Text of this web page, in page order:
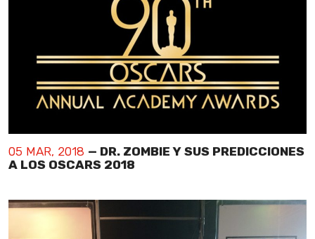
05 MAR, 2018 — DR. ZOMBIE Y SUS PREDICCIONES
A LOS OSCARS 2018